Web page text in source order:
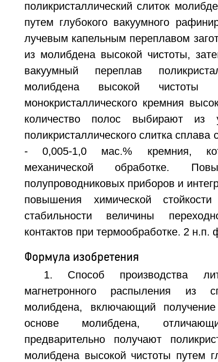
поликристаллический слиток
путем глубокого вакуумного
лучевым капельным переплавом
из молибдена высокой чистоты,
вакуумный переплав
молибдена высокой
монокристаллического кремния
количество полос выбирают из
поликристаллического слитка
- 0,005-1,0 мас.% кремния,
механической обработке.
полупроводниковых приборов и
повышения химической
стабильности величины
контактов при термообработке. 2
Формула изобретения
1. Способ производства
магнетронного распыления из
молибдена, включающий
основе молибдена,
предварительно получают
молибдена высокой чистоты путем